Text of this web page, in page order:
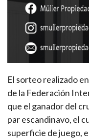
El sorteo realizado
de la Federación
que el ganador del
par escandinavo, el
superficie de juego,